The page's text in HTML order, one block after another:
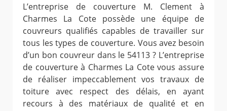
L’entreprise de couverture M. Clement à
Charmes La Cote possède une équipe de
couvreurs qualifiés capables de travailler sur
tous les types de couverture. Vous avez besoin
d’un bon couvreur dans le 54113 ? L’entreprise
de couverture à Charmes La Cote vous assure
de réaliser impeccablement vos travaux de
toiture avec respect des délais, en ayant
recours à des matériaux de qualité et en